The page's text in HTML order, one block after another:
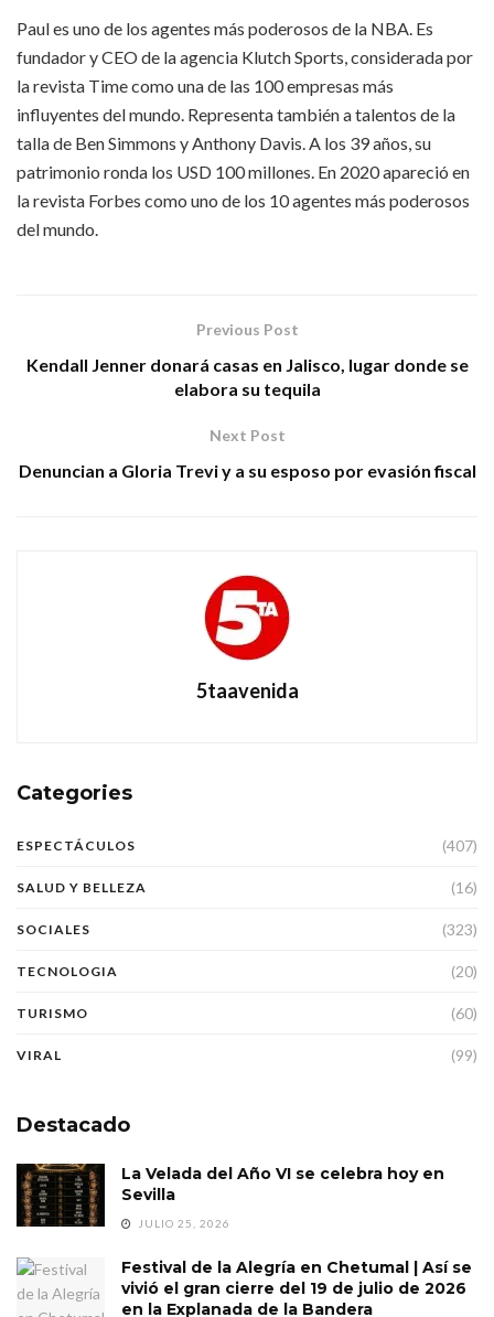
Paul es uno de los agentes más poderosos de la NBA. Es
fundador y CEO de la agencia Klutch Sports, considerada por
la revista Time como una de las 100 empresas más
influyentes del mundo. Representa también a talentos de la
talla de Ben Simmons y Anthony Davis. A los 39 años, su
patrimonio ronda los USD 100 millones. En 2020 apareció en
la revista Forbes como uno de los 10 agentes más poderosos
del mundo.
Previous Post
Kendall Jenner donará casas en Jalisco, lugar donde se
elabora su tequila
Next Post
Denuncian a Gloria Trevi y a su esposo por evasión fiscal
5taavenida
Categories
ESPECTÁCULOS (407)
SALUD Y BELLEZA (16)
SOCIALES (323)
TECNOLOGIA (20)
TURISMO (60)
VIRAL (99)
Destacado
La Velada del Año VI se celebra hoy en
Sevilla
JULIO 25, 2026
Festival de la Alegría en Chetumal | Así se
vivió el gran cierre del 19 de julio de 2026
en la Explanada de la Bandera